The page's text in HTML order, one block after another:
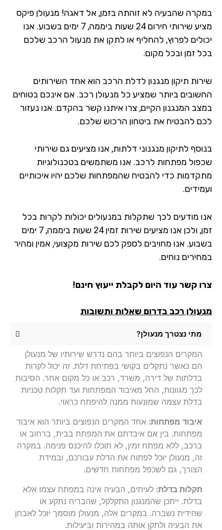
שהבעיה לא זוהתה בזמן, אל דאגה! מנעולן פיקס
מציע שירותי חירום 24 שעות ביממה, 7 ימים בשבוע. אנו
לפרוץ, להחליף או לתקן את מנעול הרכב שלכם
זמן ובכל מקום.
תיקון מנגנון לדלת הרכב הוא אחד השירותים
ביותר שמציע כל מנעולן רכב. אם אינכם בטוחים
המנגנון הקיים, צרו איתנו קשר בהקדם. אנו נעזור
להבטיח את ביטחון הרכוש שלכם.
לתיקון מנגנוני דלתות, אנו מציעים גם שירותי
מפתחות לרכב. אנו משתמשים בטכנולוגיות
כדי להבטיח שהמפתחות שלכם יהיו איכותיים
מודעים לכך שתקלות במנעולים יכולות לקרות בכל
זמן, ולכן אנו מציעים שירות זמין 24 שעות ביממה, 7 ימים
אנו מחויבים לספק לכם שירות מקצועי, אמין ומהיר
נוחים.
קשר עוד היום לקבלת ייעוץ חינם!
רכב בדרום שאלות ותשובות
מתי נצטרך מנעולן?
המקרים הנפוצים ביותר בהם נדרש שירותיו של מנעולן
הם כאשר נתקלים בקושי בפתיחת דלת. זה יכול לקרות
בדלתות של דירה, משרד, רכב או כל מקום אחר. הסיבות
לכך מגוונות, החל מאיבוד המפתחות ועד תקלות טכניות
בדלת עצמה שמונעות ממנה להיפתח כראוי.
איבוד מפתחות:אחד המקרים הנפוצים ביותר הוא איבוד
מפתחות. בין אם איבדתם את המפתח בבית, ברחוב או
ברכב, ללא מפתח זמין, לא תוכלו להיכנס פנימה. במקרה
זה, מנעולן יוכל לפתוח את הדלת עבורכם, ובמידת
הצורך, גם לשכפל מפתחות חדשים.
תקלות בדלת:לעיתים, הבעיה אינה במפתח עצמו אלא
בדלת. ייתכן שהמנגנון התקלקל, שהבריח נתקע או
שהידית נשברה. במקרים אלה, מנעולן מוסמך יוכל לאבחן
את הבעיה ולתקן אותה במהירות וביעילות.